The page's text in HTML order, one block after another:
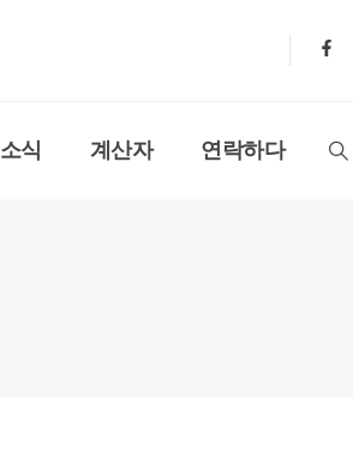
소식 계산자 연락하다